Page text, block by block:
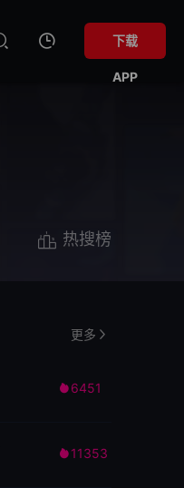
下载
APP
热搜榜
李珂如 / 朱丽群
更多
 6451
 11353